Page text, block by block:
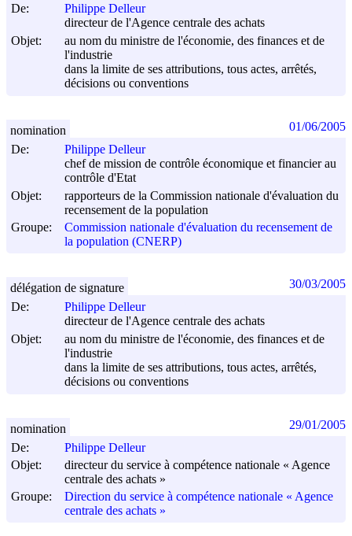
De:
Philippe Delleur
directeur de l'Agence centrale des achats
Objet:
au nom du ministre de l'économie, des finances et de
l'industrie
dans la limite de ses attributions, tous actes, arrêtés,
décisions ou conventions
De:
Philippe Delleur
chef de mission de contrôle économique et financier au
contrôle d'Etat
Objet:
rapporteurs de la Commission nationale d'évaluation du
recensement de la population
Groupe:
Commission nationale d'évaluation du recensement de
la population (CNERP)
nomination 01/06/2005
De:
Philippe Delleur
directeur de l'Agence centrale des achats
Objet:
au nom du ministre de l'économie, des finances et de
l'industrie
dans la limite de ses attributions, tous actes, arrêtés,
décisions ou conventions
délégation de signature 30/03/2005
De:
Philippe Delleur
Objet:
directeur du service à compétence nationale « Agence
centrale des achats »
Groupe:
Direction du service à compétence nationale « Agence
centrale des achats »
nomination 29/01/2005